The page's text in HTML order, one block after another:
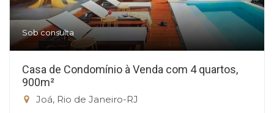
Sob consulta
Casa de Condomínio à Venda com 4 quartos,
900m²
Joá, Rio de Janeiro-RJ